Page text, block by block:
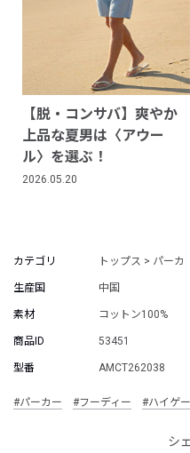
【脱・コンサバ】爽やか
上品な夏男は〈アウー
ル〉を選ぶ！
2026.05.20
カテゴリ トップス > パーカ
生産国 中国
素材 コットン100%
商品ID 53451
型番 AMCT262038
#パーカー #フーディー #ハイゲ
シ